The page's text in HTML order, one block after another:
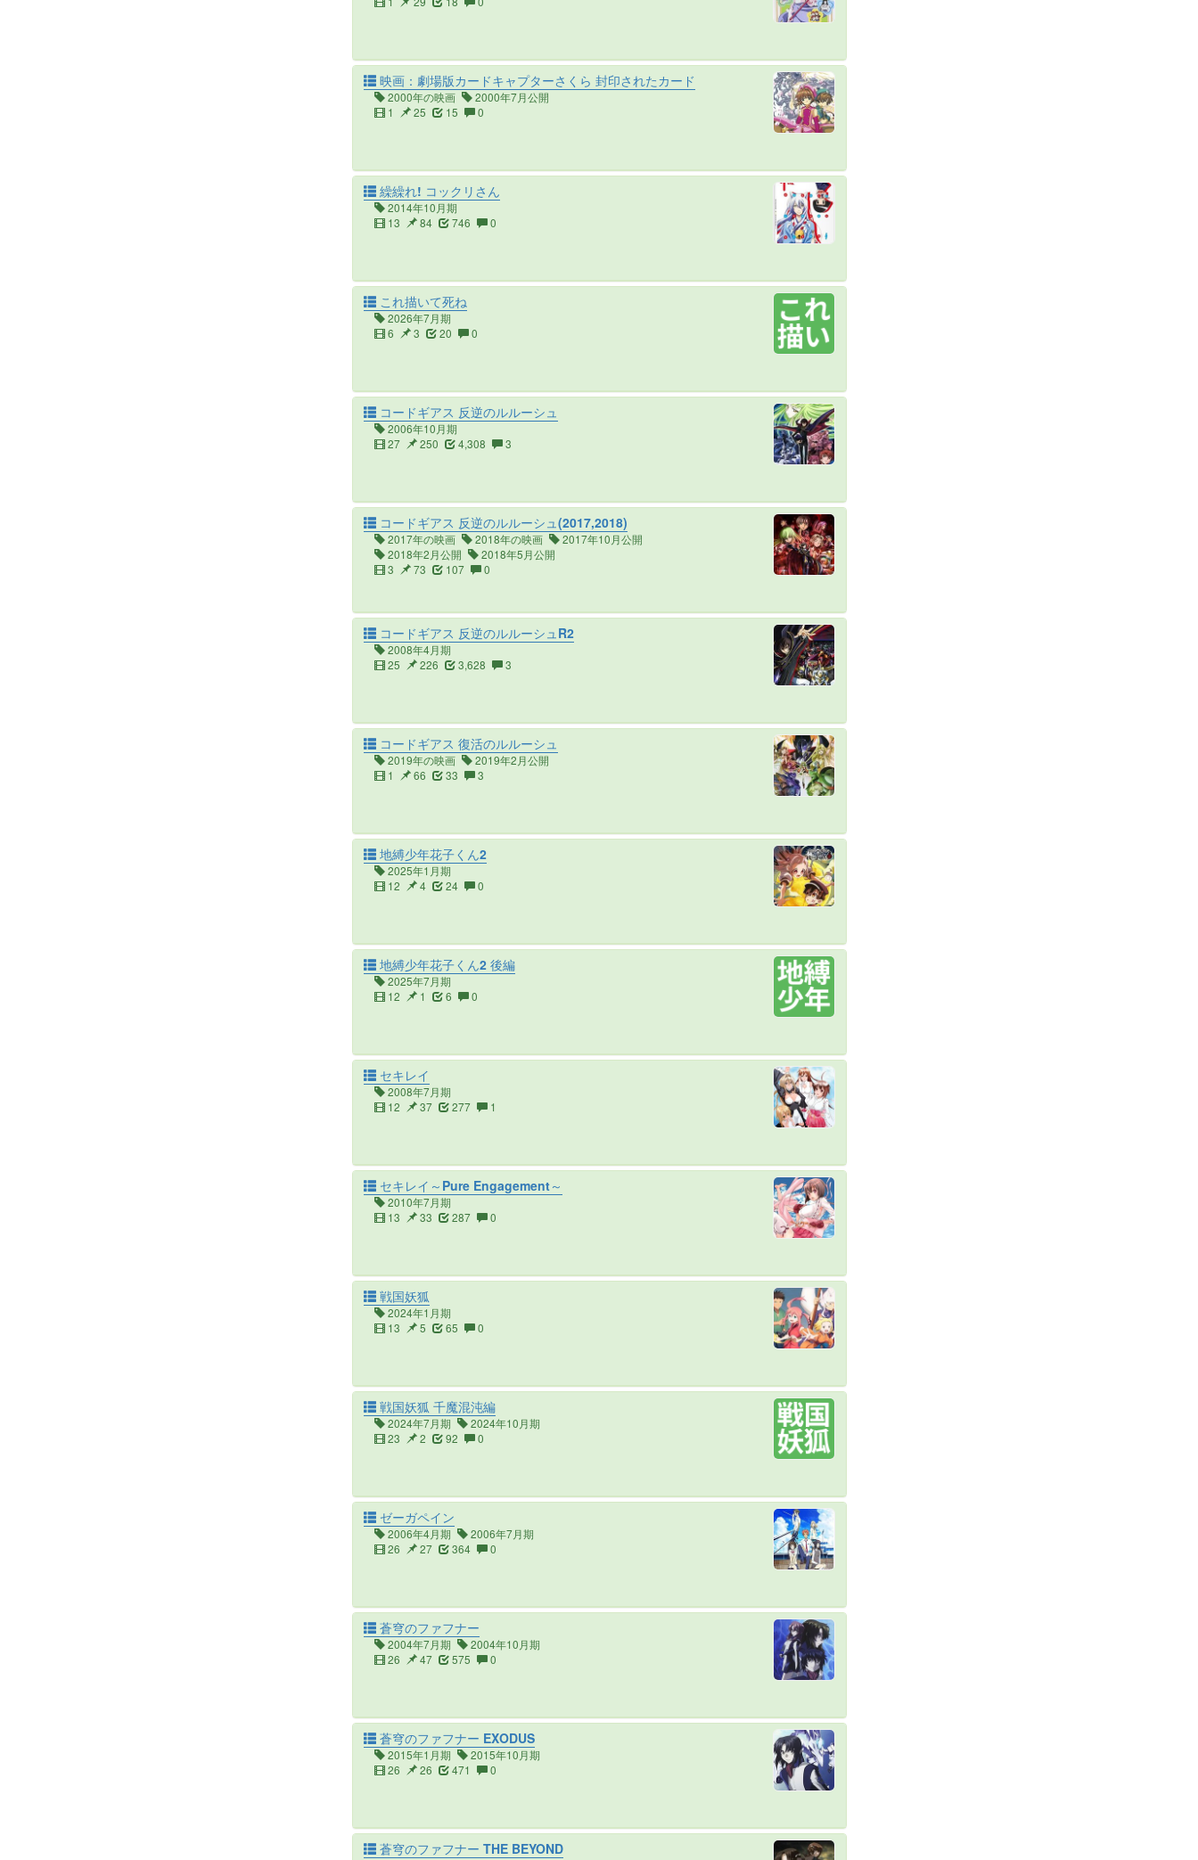
映画：劇場版カードキャプターさくら 封印されたカード
2000年の映画
2000年7月公開
1
25 15 0
繰繰れ! コックリさん
2014年10月期
13
84 746 0
これ描いて死ね
2026年7月期
6
3 20 0
コードギアス 反逆のルルーシュ
2006年10月期
27
250 4,308 3
コードギアス 反逆のルルーシュ(2017,2018)
2017年の映画 2018年の映画
2017年10月公開
2018年2月公開
2018年5月公開
3
73 107 0
コードギアス 反逆のルルーシュR2
2008年4月期
25
226 3,628 3
コードギアス 復活のルルーシュ
2019年の映画
2019年2月公開
1
66 33 3
地縛少年花子くん2
2025年1月期
12
4 24 0
地縛少年花子くん2 後編
2025年7月期
12
1 6 0
セキレイ
2008年7月期
12
37 277 1
セキレイ～Pure Engagement～
2010年7月期
13
33 287 0
戦国妖狐
2024年1月期
13
5 65 0
戦国妖狐 千魔混沌編
2024年7月期
2024年10月期
23
2 92 0
ゼーガペイン
2006年4月期
2006年7月期
26
27 364 0
蒼穹のファフナー
2004年7月期
2004年10月期
26
47 575 0
蒼穹のファフナー EXODUS
2015年1月期
2015年10月期
26
26 471 0
蒼穹のファフナー THE BEYOND